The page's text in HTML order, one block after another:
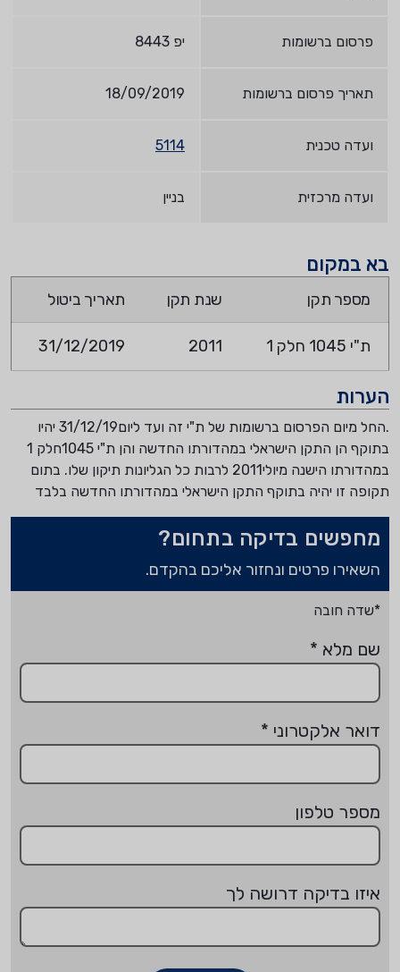
פרסום ברשומות יפ 8443
תאריך פרסום ברשומות 18/09/2019
ועדה טכנית 5114
ועדה מרכזית בניין
בא במקום
מספר תקן שנת תקן תאריך ביטול
ת"י 1045 חלק 1 2011
31/12/2019
הערות
.החל מיום הפרסום ברשומות של ת"י זה ועד ליום31/12/19 יהיו
בתוקף הן התקן הישראלי במהדורתו החדשה והן ת"י 1045חלק 1
במהדורתו הישנה מיולי2011 לרבות כל הגליונות תיקון שלו. בתום
תקופה זו יהיה בתוקף התקן הישראלי במהדורתו החדשה בלבד
מחפשים בדיקה בתחום?
השאירו פרטים ונחזור אליכם בהקדם.
*שדה חובה
שם מלא *
דואר אלקטרוני *
מספר טלפון
איזו בדיקה דרושה לך